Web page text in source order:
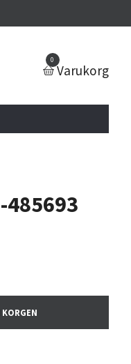
0
Varukorg
-485693
KORGEN